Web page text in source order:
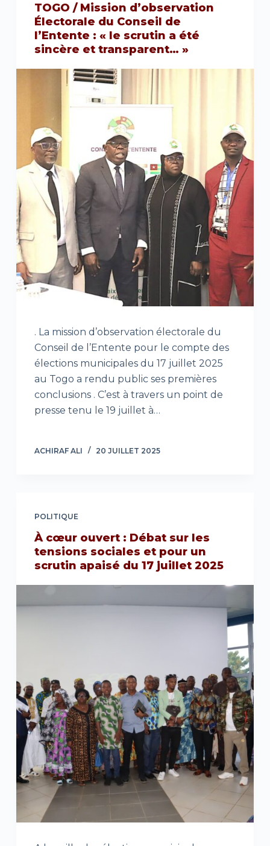
TOGO / Mission d’observation
Électorale du Conseil de
l’Entente : « le scrutin a été
sincère et transparent… »
. La mission d’observation électorale du
Conseil de l’Entente pour le compte des
élections municipales du 17 juillet 2025
au Togo a rendu public ses premières
conclusions . C’est à travers un point de
presse tenu le 19 juillet à…
ACHIRAF ALI 20 JUILLET 2025
POLITIQUE
À cœur ouvert : Débat sur les
tensions sociales et pour un
scrutin apaisé du 17 juillet 2025